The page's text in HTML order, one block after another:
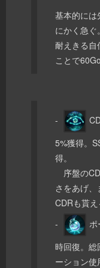
基本的には
にかく急ぐ。
耐えきる
ことで
-
5%獲得。
得。
序盤の
さをあげ
CDRも貰え
-
時回復。総
ーション使